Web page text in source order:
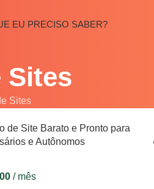
EU PRECISO SABER?
Sites
Sites
de Site Barato e Pronto para
e Autônomos
/ mês